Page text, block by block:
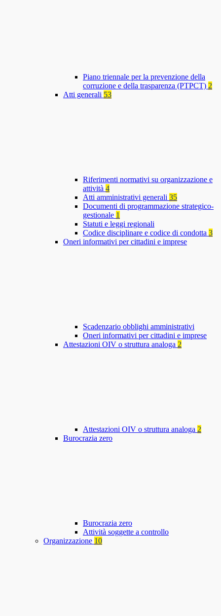
Piano triennale per la prevenzione della
corruzione e della trasparenza (PTPCT) 2
Atti generali 53
Riferimenti normativi su organizzazione e
attività 4
Atti amministrativi generali 35
Documenti di programmazione strategico-
gestionale 1
Statuti e leggi regionali
Codice disciplinare e codice di condotta 3
Oneri informativi per cittadini e imprese
Scadenzario obblighi amministrativi
Oneri informativi per cittadini e imprese
Attestazioni OIV o struttura analoga 2
Attestazioni OIV o struttura analoga 2
Burocrazia zero
Burocrazia zero
Attività soggette a controllo
Organizzazione 10